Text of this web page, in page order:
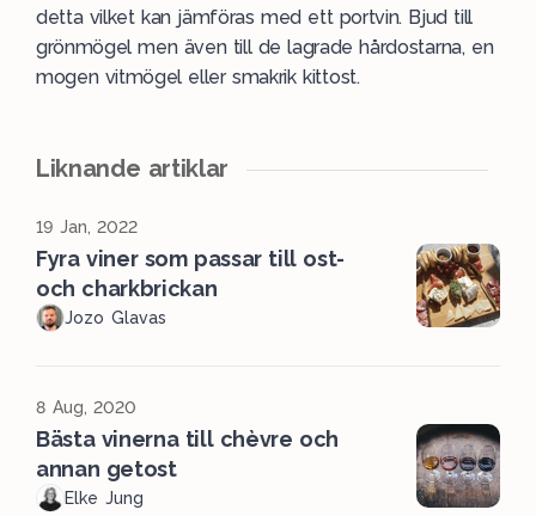
detta vilket kan jämföras med ett portvin. Bjud till
grönmögel men även till de lagrade hårdostarna, en
mogen vitmögel eller smakrik kittost.
Liknande artiklar
19 Jan, 2022
Fyra viner som passar till ost-
och charkbrickan
Jozo Glavas
8 Aug, 2020
Bästa vinerna till chèvre och
annan getost
Elke Jung